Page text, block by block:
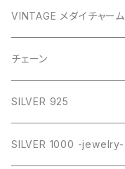
GOLD
GOLD
SILVER
SILVER
GOLD
SILVER
VINTAGE
STAINLESS
VINTAGE メダイチャーム
CROSS
HEART
RING
チェーン
ネックレス
ネックレス SILVER925
SILVER 925
RING collection
SILVER 1000 -jewelry-